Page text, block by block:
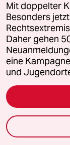
Fragen & Hilfe
Feedback
Aboservice
ePaper Login
Downloads für
Mit doppelter
Besonders
Daher gehen
eine
und